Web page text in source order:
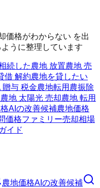
価格がわからない を出
うに整理しています
続した農地 放置農地 売
借 解約農地を貸したい
贈与 税金農地転用 農振除
農地 太陽光 売却農地 転用
AIの改善候補農地価格
価格ファミリー売却相場
イド
農地価格AI の改善候補